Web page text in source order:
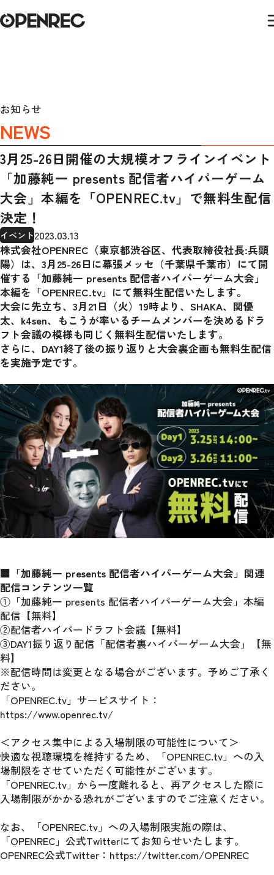
お知らせ
NEWS
3月25-26日開催の大規模オフラインイベント
「加藤純一 presents 配信者ハイパーゲーム
大会」本編を「OPENREC.tv」で無料生配信
決定！
イベント2023.03.13
株式会社OPENREC（東京都渋谷区、代表取締役社長:兵頭
陽）は、3月25-26日に幕張メッセ（千葉県千葉市）にて開
催する「加藤純一 presents 配信者ハイパーゲーム大会」
本編を「OPENREC.tv」にて無料生配信いたします。
大会に先立ち、3月21日（火）19時より、SHAKA、関優
太、k4sen、もこうが率いるチームメンバーを決めるドラ
フト会議の模様も同じく無料生配信いたします。
さらに、DAY1終了後の振り返りと大会裏企画も無料生配信
を実施予定です。
■「加藤純一 presents 配信者ハイパーゲーム大会」関連
配信コンテンツ一覧
①「加藤純一 presents 配信者ハイパーゲーム大会」本編
配信【無料】
②配信者ハイパードラフト会議【無料】
③DAY1振り返り配信「配信者裏ハイパーゲーム大会」【無
料】
※配信時間は変更となる場合がございます。予めご了承く
ださい。
「OPENREC.tv」サービスサイト：
https://www.openrec.tv/
＜アクセス集中による入場制限の可能性について＞
快適な視聴環境を維持するため、「OPENREC.tv」への入
場制限をさせていただく可能性がございます。
「OPENREC.tv」から一度離れると、再アクセスした際に
入場制限がかかる恐れがございますのでご注意ください。
なお、「OPENREC.tv」への入場制限実施の際は、
「OPENREC」公式Twitterにてお知らせいたします。
OPENREC公式Twitter：https://twitter.com/OPENREC